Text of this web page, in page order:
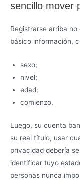
sencillo mover
Registrarse arriba
básico información,
sexo;
nivel;
edad;
comienzo.
Luego, su cuenta
su real título, usar
privacidad debería
identificar tuyo
personas nunca